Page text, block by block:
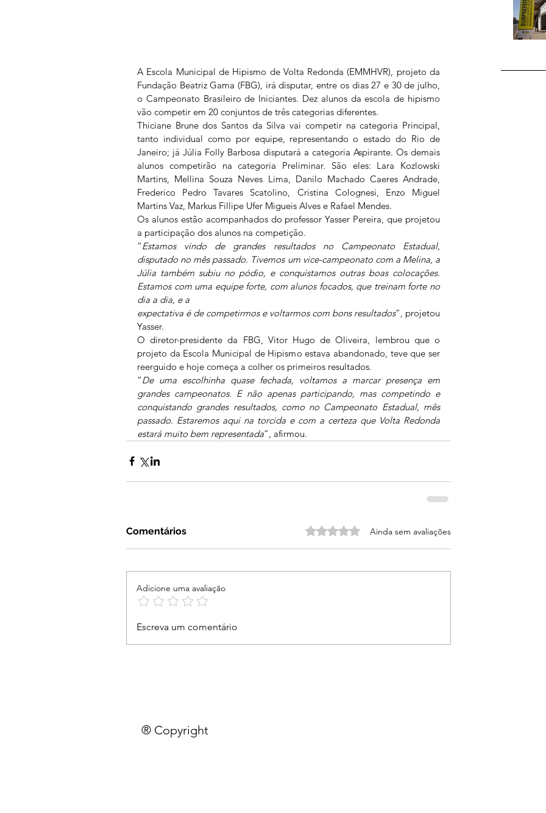
A Escola Municipal de Hipismo de Volta Redonda (EMMHVR), projeto da
Fundação Beatriz Gama (FBG), irá disputar, entre os dias 27 e 30 de julho,
o Campeonato Brasileiro de Iniciantes. Dez alunos da escola de hipismo
vão competir em 20 conjuntos de três categorias diferentes.
Thiciane Brune dos Santos da Silva vai competir na categoria Principal,
tanto individual como por equipe, representando o estado do Rio de
Janeiro; já Júlia Folly Barbosa disputará a categoria Aspirante. Os demais
alunos competirão na categoria Preliminar. São eles: Lara Kozlowski
Martins, Mellina Souza Neves Lima, Danilo Machado Caeres Andrade,
Frederico Pedro Tavares Scatolino, Cristina Colognesi, Enzo Miguel
Martins Vaz, Markus Fillipe Ufer Migueis Alves e Rafael Mendes.
Os alunos estão acompanhados do professor Yasser Pereira, que projetou
a participação dos alunos na competição.
“Estamos vindo de grandes resultados no Campeonato Estadual,
disputado no mês passado. Tivemos um vice-campeonato com a Melina, a
Júlia também subiu no pódio, e conquistamos outras boas colocações.
Estamos com uma equipe forte, com alunos focados, que treinam forte no
dia a dia, e a
expectativa é de competirmos e voltarmos com bons resultados”, projetou
Yasser.
O diretor-presidente da FBG, Vitor Hugo de Oliveira, lembrou que o
projeto da Escola Municipal de Hipismo estava abandonado, teve que ser
reerguido e hoje começa a colher os primeiros resultados.
“De uma escolhinha quase fechada, voltamos a marcar presença em
grandes campeonatos. E não apenas participando, mas competindo e
conquistando grandes resultados, como no Campeonato Estadual, mês
passado. Estaremos aqui na torcida e com a certeza que Volta Redonda
estará muito bem representada”, afirmou.
Comentários Avaliado com 0 de 5 estrelas.
Ainda sem avaliações
Adicione uma avaliação
Escreva um comentário
® Copyright